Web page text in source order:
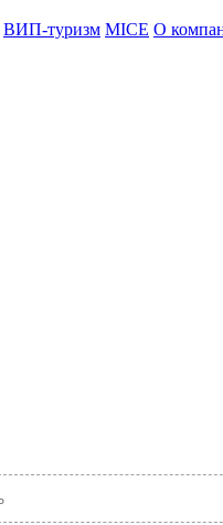
ВИП-туризм MICE О